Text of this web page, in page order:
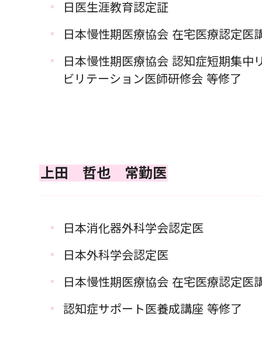
日医生涯教育認定証
日本慢性期医療協会 在宅医療認定医
日本慢性期医療協会 認知症短期集中
ビリテーション医師研修会 等修了
上田 哲也 常勤医
日本消化器外科学会認定医
日本外科学会認定医
日本慢性期医療協会 在宅医療認定医
認知症サポート医養成講座 等修了